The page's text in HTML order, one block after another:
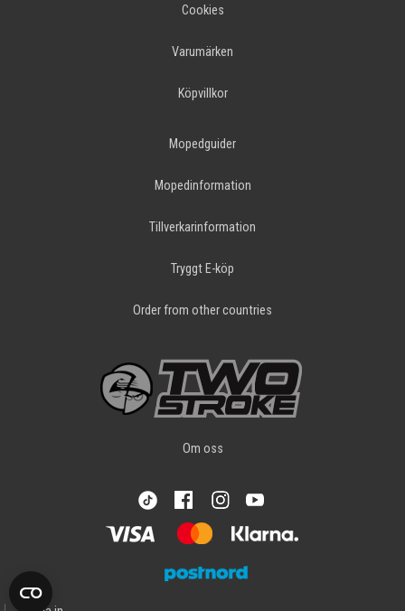
Cookies
Varumärken
Köpvillkor
Mopedguider
Mopedinformation
Tillverkarinformation
Tryggt E-köp
Order from other countries
Om oss